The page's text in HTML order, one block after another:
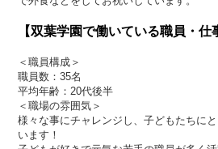
【双葉学園で働いている職員・仕
＜職員構成＞
職員数：35名
平均年齢：20代後半
＜職場の雰囲気＞
様々な事にチャレンジし、子どもたちに
います！